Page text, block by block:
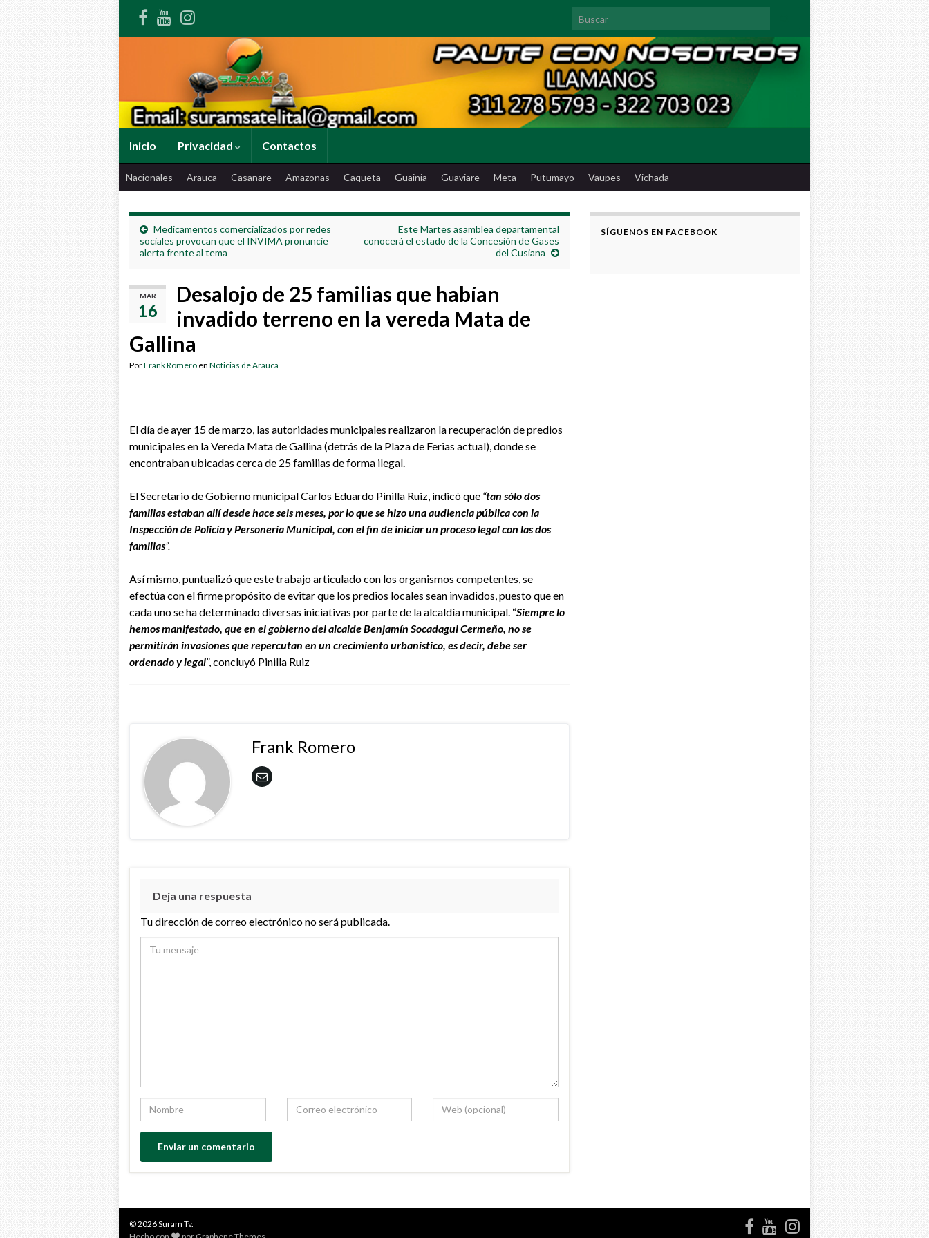
Search for:
Inicio Privacidad Contactos
Nacionales Arauca Casanare Amazonas Caqueta Guainia Guaviare Meta Putumayo Vaupes Vichada
Medicamentos comercializados por redes
sociales provocan que el INVIMA pronuncie
alerta frente al tema
Este Martes asamblea departamental
conocerá el estado de la Concesión de Gases
del Cusiana
MAR
16
Desalojo de 25 familias que habían
invadido terreno en la vereda Mata de
Gallina
PorFrank Romero en Noticias de Arauca
El día de ayer 15 de marzo, las autoridades municipales realizaron la recuperación de predios
municipales en la Vereda Mata de Gallina (detrás de la Plaza de Ferias actual), donde se
encontraban ubicadas cerca de 25 familias de forma ilegal.
El Secretario de Gobierno municipal Carlos Eduardo Pinilla Ruiz, indicó que “tan sólo dos
familias estaban allí desde hace seis meses, por lo que se hizo una audiencia pública con la
Inspección de Policía y Personería Municipal, con el fin de iniciar un proceso legal con las dos
familias”.
Así mismo, puntualizó que este trabajo articulado con los organismos competentes, se
efectúa con el firme propósito de evitar que los predios locales sean invadidos, puesto que en
cada uno se ha determinado diversas iniciativas por parte de la alcaldía municipal. “Siempre lo
hemos manifestado, que en el gobierno del alcalde Benjamín Socadagui Cermeño, no se
permitirán invasiones que repercutan en un crecimiento urbanístico, es decir, debe ser
ordenado y legal”, concluyó Pinilla Ruiz
Frank Romero
Deja una respuesta
Tu dirección de correo electrónico no será publicada.
SÍGUENOS EN FACEBOOK
© 2026 Suram Tv.
Hecho con
por Graphene Themes